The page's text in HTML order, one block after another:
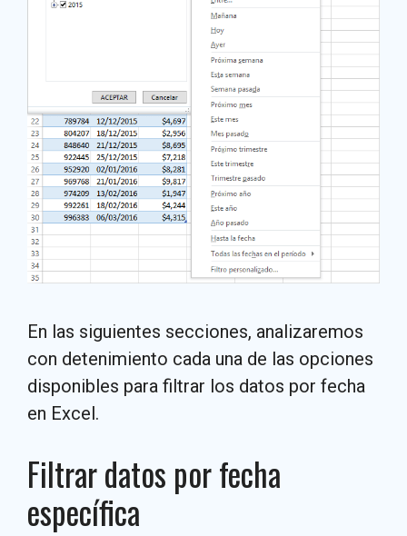
En las siguientes secciones, analizaremos
con detenimiento cada una de las opciones
disponibles para filtrar los datos por fecha
en Excel.
Filtrar datos por fecha
específica